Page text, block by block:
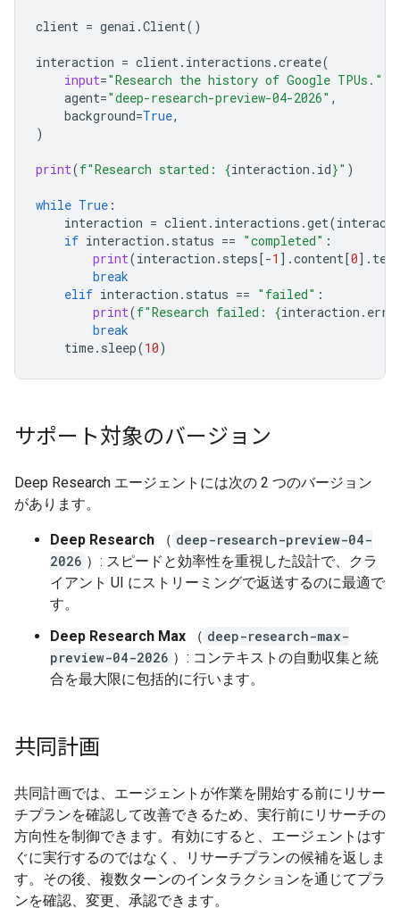
client = genai .Client()
interaction = client. interactions .create(
input="Research the history of Google TPUs."
agent="deep-research-preview-04-2026" ,
background=True,
)
print(f"Research started: {interaction . id}" )
while True :
interaction = client. interactions .get(
if interaction . status == "completed" :
print(interaction . steps[-1 ] .content[0] . text
break
elif interaction . status == "failed" :
print(f"Research failed: {interaction .
break
time. sleep(10)
サポート対象のバージョン
Deep Research エージェントには次の 2 つのバージョン
があります。
Deep Research （ deep-research-preview-04-
2026 ）: スピードと効率性を重視した設計で、クラ
イアント UI にストリーミングで返送するのに最適で
す。
Deep Research Max （ deep-research-max-
preview-04-2026 ）: コンテキストの自動収集と統
合を最大限に包括的に行います。
共同計画
共同計画では、エージェントが作業を開始する前にリサー
チプランを確認して改善できるため、実行前にリサーチの
方向性を制御できます。有効にすると、エージェントはす
ぐに実行するのではなく、リサーチプランの候補を返しま
す。その後、複数ターンのインタラクションを通じてプラ
ンを確認、変更、承認できます。